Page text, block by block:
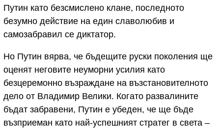
Путин като безсмислено клане, последното
безумно действие на един славолюбив и
самозабравил се диктатор.
Но Путин вярва, че бъдещите руски поколения ще
оценят неговите неуморни усилия като
безцеремонно възраждане на възстановителното
дело от Владимир Велики. Когато развалините
бъдат забравени, Путин е убеден, че ще бъде
възприеман като най-успешният стратег в света –